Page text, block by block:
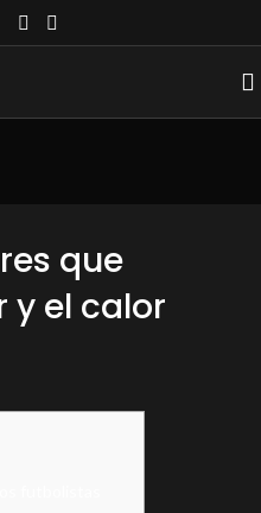
que
y el calor